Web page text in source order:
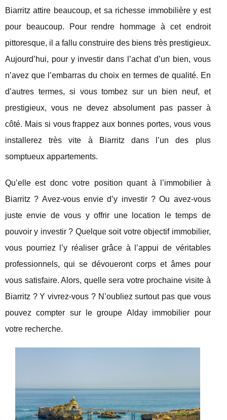
Biarritz attire beaucoup, et sa richesse immobilière y est
pour beaucoup. Pour rendre hommage à cet endroit
pittoresque, il a fallu construire des biens très prestigieux.
Aujourd’hui, pour y investir dans l’achat d’un bien, vous
n’avez que l’embarras du choix en termes de qualité. En
d’autres termes, si vous tombez sur un bien neuf, et
prestigieux, vous ne devez absolument pas passer à
côté. Mais si vous frappez aux bonnes portes, vous vous
installerez très vite à Biarritz dans l’un des plus
somptueux appartements.
Qu’elle est donc votre position quant à l’immobilier à
Biarritz ? Avez-vous envie d’y investir ? Ou avez-vous
juste envie de vous y offrir une location le temps de
pouvoir y investir ? Quelque soit votre objectif immobilier,
vous pourriez l’y réaliser grâce à l’appui de véritables
professionnels, qui se dévoueront corps et âmes pour
vous satisfaire. Alors, quelle sera votre prochaine visite à
Biarritz ? Y vivrez-vous ? N’oubliez surtout pas que vous
pouvez compter sur le groupe Alday immobilier pour
votre recherche.